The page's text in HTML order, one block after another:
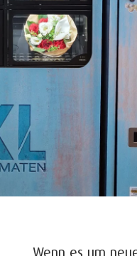
Wenn es um